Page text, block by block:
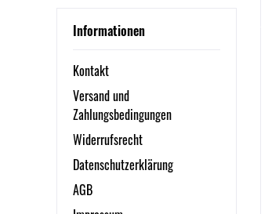
Informationen
Kontakt
Versand und
Zahlungsbedingungen
Widerrufsrecht
Datenschutzerklärung
AGB